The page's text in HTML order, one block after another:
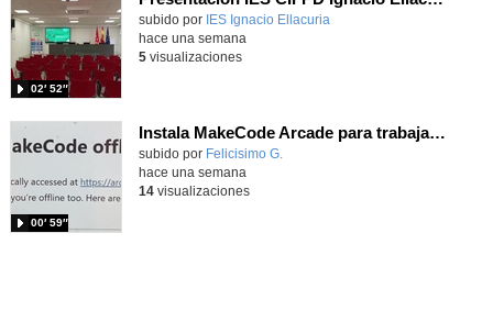
Contenido educativo.
subido por IES Ignacio Ellacuria
02′ 52″
hace una semana
5visualizaciones
Instala MakeCode Arcade para trabajar offline en tu tablet, ordenador, Chromebook
Contenido educativo.
subido por Felicisimo G.
00′ 59″
hace una semana
14visualizaciones